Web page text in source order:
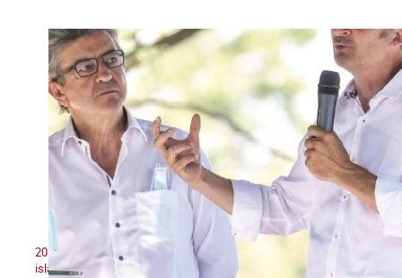
2020 : Unité nationale, patriotisme et lutte contre le séparatisme
islamiste